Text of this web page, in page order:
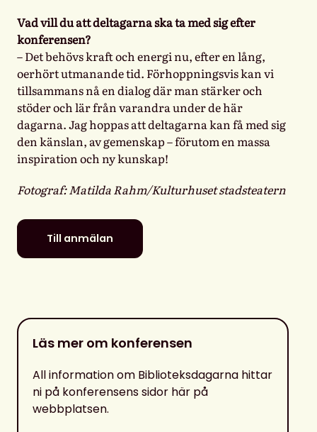
Vad vill du att deltagarna ska ta med sig efter
konferensen?
– Det behövs kraft och energi nu, efter en lång,
oerhört utmanande tid. Förhoppningsvis kan vi
tillsammans nå en dialog där man stärker och
stöder och lär från varandra under de här
dagarna. Jag hoppas att deltagarna kan få med sig
den känslan, av gemenskap – förutom en massa
inspiration och ny kunskap!
Fotograf: Matilda Rahm/Kulturhuset stadsteatern
Till anmälan
Läs mer om konferensen
All information om Biblioteksdagarna hittar
ni på konferensens sidor här på
webbplatsen.